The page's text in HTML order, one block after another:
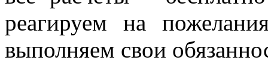
реагируем на
выполняем свои